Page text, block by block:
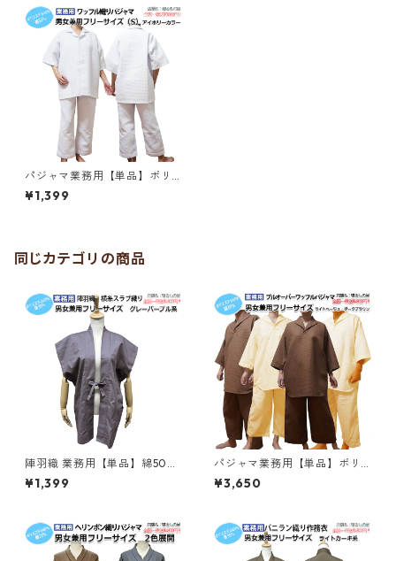
パジャマ業務用【単品】ポリ6
5% 綿35% 大人用Ｓサイズ男女
兼用 ワッフル織り ボタン開き
160
¥1,399
同じカテゴリの商品
陣羽織 業務用【単品】綿50%
ポリ50% 大人用 男女兼用 横
糸スラブ織り 背あて裏地付 グ
／364244010
¥1,399
パジャマ業務用【単品】ポリ6
5% 綿35% 大人用フリーサイズ
ワッフル生地プルオーバー 上
業 病衣 部屋着 ホテル 旅館 民
宿 民泊／362021380
¥3,650